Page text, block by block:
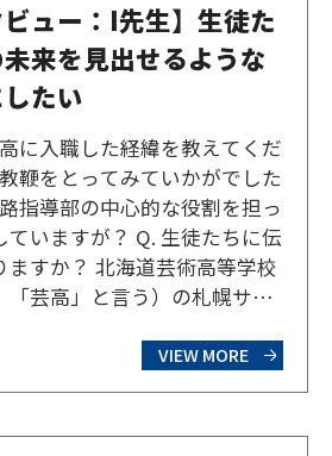
ビュー：I先生】生徒た
来を見出せるような
たい
に入職した経緯を教えてくだ
鞭をとってみていかがでした
指導部の中心的な役割を担っ
ていますが？ Q. 生徒たちに伝
ますか？ 北海道芸術高等学校
「芸高」と言う）の札幌サテ
ち、担任、進路指導にも尽力
伺ってきた。 Q.…
VIEW MORE